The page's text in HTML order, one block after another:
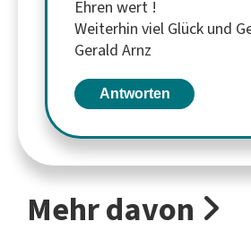
Ehren wert !
Weiterhin viel Glück und
Gerald Arnz
Antworten
Mehr davon